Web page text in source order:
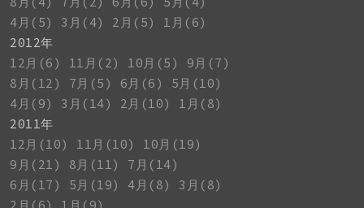
4月(5)
3月(4) 2月(5)
1月(6)
2012年
12月(6)
11月(2) 10月(5)
9月(7)
8月(12)
7月(5) 6月(6)
5月(10)
4月(9)
3月(14) 2月(10)
1月(8)
2011年
12月(10)
11月(10)
10月(19)
9月(21)
8月(11)
7月(14)
6月(17)
5月(19) 4月(8)
3月(8)